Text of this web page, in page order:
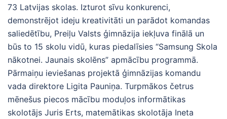
73 Latvijas skolas. Izturot sīvu konkurenci,
demonstrējot ideju kreativitāti un parādot komandas
saliedētību, Preiļu Valsts ģimnāzija iekļuva finālā un
būs to 15 skolu vidū, kuras piedalīsies “Samsung Skola
nākotnei. Jaunais skolēns” apmācību programmā.
Pārmaiņu ieviešanas projektā ģimnāzijas komandu
vada direktore Ligita Pauniņa. Turpmākos četrus
mēnešus piecos mācību moduļos informātikas
skolotājs Juris Erts, matemātikas skolotāja Ineta